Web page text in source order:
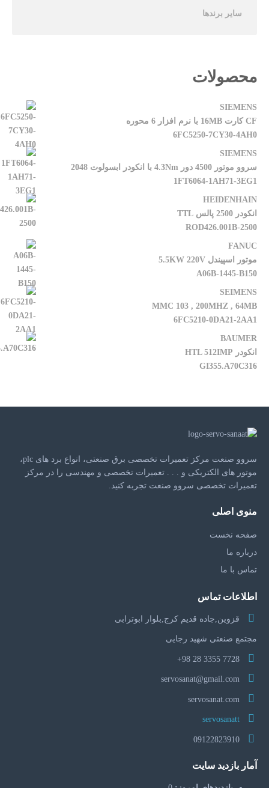
سایر برندها
محصولات
SIEMENS
CF کارت 16MB با نرم افزار 6 محوره
6FC5250-7CY30-4AH0
SIEMENS
سروو موتور 4500 دور 4.3Nm با انکودر ابسولوت 2048
1FT6064-1AH71-3EG1
HEIDENHAIN
انکودر 2500 پالس TTL
ROD426.001B-2500
FANUC
موتور اسپیندل 5.5KW 220V
A06B-1445-B150
SEIMENS
MMC 103 , 200MHZ , 64MB
6FC5210-0DA21-2AA1
BAUMER
انکودر HTL 512IMP
GI355.A70C316
سروو صنعت مرکز تعمیرات تخصصی برق صنعتی، انواع برد های plc،
موتور های الکتریکی و . . . تعمیرات تخصصی و مهندسی را در مرکز
تعمیرات تخصصی سروو صنعت تجربه کنید.
منوی اصلی
صفحه نخست
درباره ما
تماس با ما
اطلاعات تماس
قزوین,جاده قدیم کرج,بلوار ابوترابی
مجتمع صنعتی شهید رجایی
آمار بازدید سایت